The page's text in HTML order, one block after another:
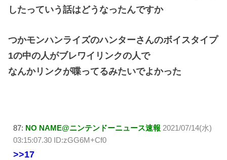
したっていう話はどうなったんですか
つかモンハンライズのハンターさんのボイスタイプ
1の中の人がブレワイリンクの人で
なんかリンクが喋ってるみたいでよかった
87: NO NAME@ニンテンドーニュース速報 2021/07/14(水)
03:15:07.30 ID:zGG6M+Cf0
>>17